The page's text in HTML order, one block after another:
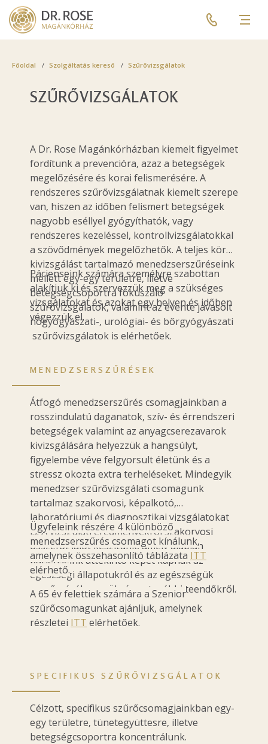
Skip
main
Pre
header
menu
Breadcrumb
Főoldal Szolgáltatás kereső Szűrővizsgálatok
SZŰRŐVIZSGÁLATOK
A Dr. Rose Magánkórházban kiemelt figyelmet
fordítunk a prevencióra, azaz a betegségek
megelőzésére és korai felismerésére. A
rendszeres szűrővizsgálatnak kiemelt szerepe
van, hiszen az időben felismert betegségek
nagyobb eséllyel gyógyíthatók, vagy
rendszeres kezeléssel, kontrollvizsgálatokkal
a szövődmények megelőzhetők. A teljes körű
kivizsgálást tartalmazó menedzserszűréseink
mellett egy-egy területre, illetve
betegségcsoportra fókuszáló
szűrővizsgálatok, valamint az évente javasolt
nőgyógyászati-, urológiai- és bőrgyógyászati
szűrővizsgálatok is elérhetőek.
Pácienseink számára személyre szabottan
alakítjuk ki és szervezzük meg a szükséges
vizsgálatokat és azokat egy helyen és időben
végezzük el.
MENEDZSERSZŰRÉSEK
Átfogó menedzserszűrés csomagjainkban a
rosszindulatú daganatok, szív- és érrendszeri
betegségek valamint az anyagcserezavarok
kivizsgálására helyezzük a hangsúlyt,
figyelembe véve felgyorsult életünk és a
stressz okozta extra terheléseket. Mindegyik
menedzser szűrővizsgálati csomagunk
tartalmaz szakorvosi, képalkotó,
laboratóriumi és diagnosztikai vizsgálatokat
is. A vizsgálati eredményekről szakorvosi
összefoglalót készítünk, amely alapján
pácienseink áttekintő képet kapnak az
egészségi állapotukról és az egészségük
megőrzéséhez szükséges további teendőkről.
Ügyfeleink részére 4 különböző
menedzserszűrés csomagot kínálunk,
amelynek összehasonlító táblázata ITT
elérhető.
A 65 év felettiek számára a Szenior
szűrőcsomagunkat ajánljuk, amelynek
részletei ITT elérhetőek.
SPECIFIKUS SZŰRŐVIZSGÁLATOK
Célzott, specifikus szűrőcsomagjainkban egy-
egy területre, tünetegyüttesre, illetve
betegségcsoportra koncentrálunk.